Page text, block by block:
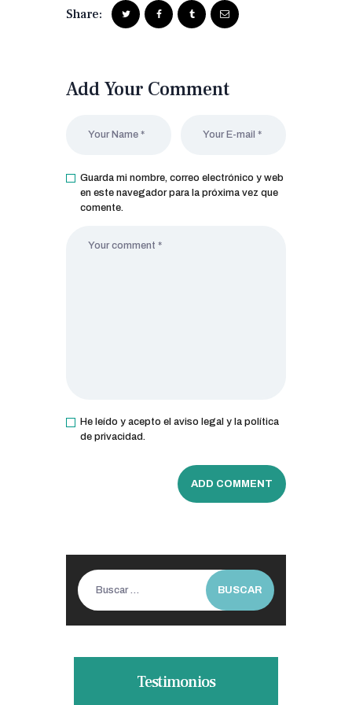
Share:
Add Your Comment
Guarda mi nombre, correo electrónico y web
en este navegador para la próxima vez que
comente.
He leído y acepto el aviso legal y la política
de privacidad.
Buscar:
Testimonios